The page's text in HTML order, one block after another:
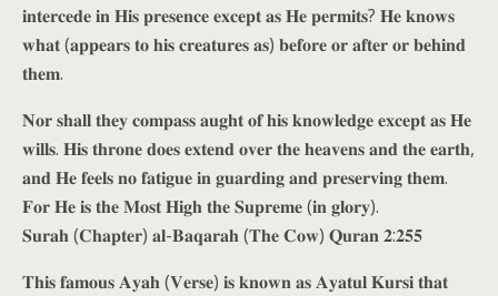
𝐢𝐧𝐭𝐞𝐫𝐜𝐞𝐝𝐞 𝐢𝐧 𝐇𝐢𝐬 𝐩𝐫𝐞𝐬𝐞𝐧𝐜𝐞 𝐞𝐱𝐜𝐞𝐩𝐭 𝐚𝐬 𝐇𝐞 𝐩𝐞𝐫𝐦𝐢𝐭𝐬? 𝐇𝐞 𝐤𝐧𝐨𝐰𝐬
𝐰𝐡𝐚𝐭 (𝐚𝐩𝐩𝐞𝐚𝐫𝐬 𝐭𝐨 𝐡𝐢𝐬 𝐜𝐫𝐞𝐚𝐭𝐮𝐫𝐞𝐬 𝐚𝐬) 𝐛𝐞𝐟𝐨𝐫𝐞 𝐨𝐫 𝐚𝐟𝐭𝐞𝐫 𝐨𝐫 𝐛𝐞𝐡𝐢𝐧𝐝
𝐭𝐡𝐞𝐦.
𝐍𝐨𝐫 𝐬𝐡𝐚𝐥𝐥 𝐭𝐡𝐞𝐲 𝐜𝐨𝐦𝐩𝐚𝐬𝐬 𝐚𝐮𝐠𝐡𝐭 𝐨𝐟 𝐡𝐢𝐬 𝐤𝐧𝐨𝐰𝐥𝐞𝐝𝐠𝐞 𝐞𝐱𝐜𝐞𝐩𝐭 𝐚𝐬 𝐇𝐞
𝐰𝐢𝐥𝐥𝐬. 𝐇𝐢𝐬 𝐭𝐡𝐫𝐨𝐧𝐞 𝐝𝐨𝐞𝐬 𝐞𝐱𝐭𝐞𝐧𝐝 𝐨𝐯𝐞𝐫 𝐭𝐡𝐞 𝐡𝐞𝐚𝐯𝐞𝐧𝐬 𝐚𝐧𝐝 𝐭𝐡𝐞 𝐞𝐚𝐫𝐭𝐡,
𝐚𝐧𝐝 𝐇𝐞 𝐟𝐞𝐞𝐥𝐬 𝐧𝐨 𝐟𝐚𝐭𝐢𝐠𝐮𝐞 𝐢𝐧 𝐠𝐮𝐚𝐫𝐝𝐢𝐧𝐠 𝐚𝐧𝐝 𝐩𝐫𝐞𝐬𝐞𝐫𝐯𝐢𝐧𝐠 𝐭𝐡𝐞𝐦.
𝐅𝐨𝐫 𝐇𝐞 𝐢𝐬 𝐭𝐡𝐞 𝐌𝐨𝐬𝐭 𝐇𝐢𝐠𝐡 𝐭𝐡𝐞 𝐒𝐮𝐩𝐫𝐞𝐦𝐞 (𝐢𝐧 𝐠𝐥𝐨𝐫𝐲).
𝐒𝐮𝐫𝐚𝐡 (𝐂𝐡𝐚𝐩𝐭𝐞𝐫) 𝐚𝐥-𝐁𝐚𝐪𝐚𝐫𝐚𝐡 (𝐓𝐡𝐞 𝐂𝐨𝐰) 𝐐𝐮𝐫𝐚𝐧 𝟐:𝟐𝟓𝟓
𝐓𝐡𝐢𝐬 𝐟𝐚𝐦𝐨𝐮𝐬 𝐀𝐲𝐚𝐡 (𝐕𝐞𝐫𝐬𝐞) 𝐢𝐬 𝐤𝐧𝐨𝐰𝐧 𝐚𝐬 𝐀𝐲𝐚𝐭𝐮𝐥 𝐊𝐮𝐫𝐬𝐢 𝐭𝐡𝐚𝐭